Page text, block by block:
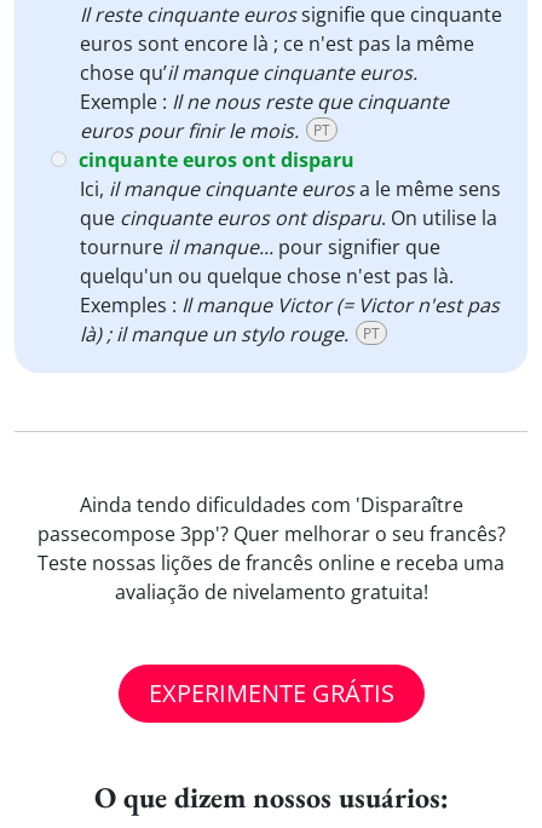
Il reste cinquante eurossignifie que cinquante
euros sont encore là ; ce n'est pas la même
chose qu’il manque cinquante euros.
Exemple : Il ne nous reste que cinquante
euros pour finir le mois.
PT
cinquante euros ont disparu
Ici, il manque cinquante eurosa le même sens
que cinquante euros ont disparu. On utilise la
tournure il manque... pour signifier que
quelqu'un ou quelque chose n'est pas là.
Exemples : Il manque Victor (= Victor n'est pas
là) ; il manque un stylo rouge.
PT
Ainda tendo dificuldades com 'Disparaître
passecompose 3pp'? Quer melhorar o seu francês?
Teste nossas lições de francês online e receba uma
avaliação de nivelamento gratuita!
EXPERIMENTE GRÁTIS
O que dizem nossos usuários: